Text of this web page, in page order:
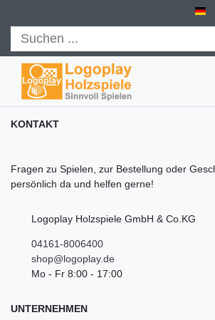
KONTAKT
Fragen zu Spielen, zur Bestellung oder
persönlich da und helfen gerne!
Logoplay Holzspiele GmbH & Co.KG
04161-8006400
shop@logoplay.de
Mo - Fr 8:00 - 17:00
UNTERNEHMEN